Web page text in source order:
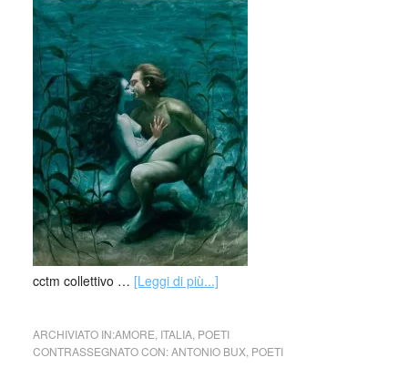
cctm collettivo … [Leggi di più...]
ARCHIVIATO IN:AMORE ITALIA, POETI
CONTRASSEGNATO CON:ANTONIO BUX, POETI